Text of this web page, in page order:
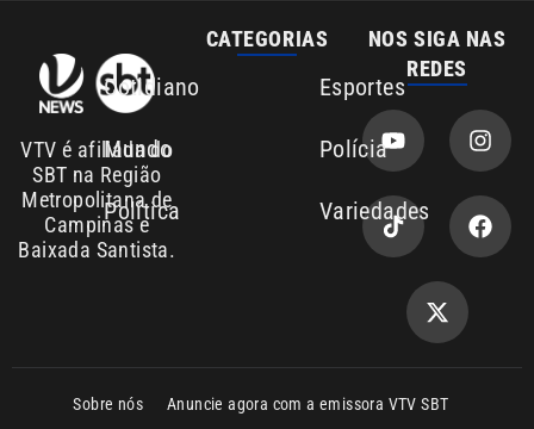
VTV é afiliada do
SBT na Região
Metropolitana de
Campinas e
Baixada Santista.
Esportes
Mundo Polícia
Política Variedades
Anuncie agora com a emissora VTV SBT